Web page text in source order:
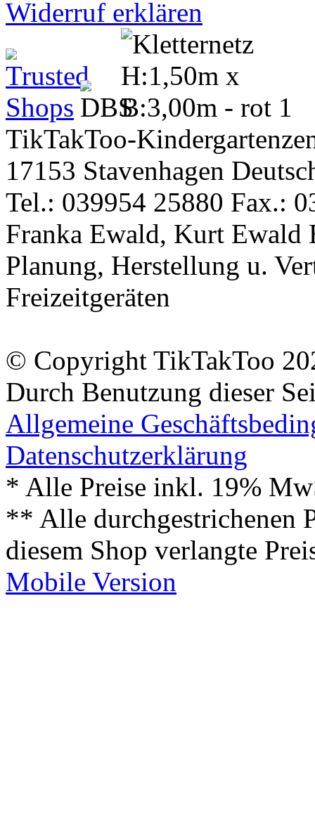
Widerruf erklären
TikTakToo-
17153 Stavenhagen
Tel.: 039954 25880 Fax.:
Franka Ewald, Kurt Ewald
Planung, Herstellung u.
Freizeitgeräten
© Copyright TikTakToo
Durch Benutzung dieser
Allgemeine
Datenschutzerklärung
* Alle Preise inkl. 19%
** Alle durchgestrichenen
diesem Shop verlangte
Mobile Version